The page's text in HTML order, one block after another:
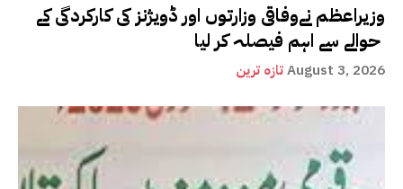
وزیراعظم نےوفاقی وزارتوں اور ڈویژنز کی کارکردگی کے
تازہ ترینAugust 3, 2026